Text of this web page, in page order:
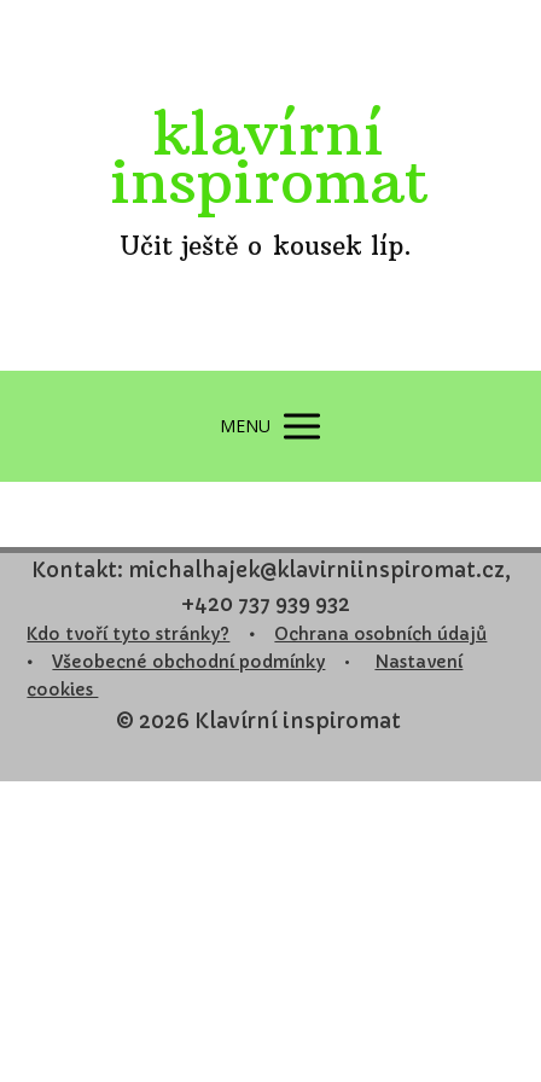
klavírní
inspiromat
Učit ještě o kousek líp.
MENU
Kontakt: michalhajek@klavirniinspiromat.cz,
+420 737 939 932
Kdo tvoří tyto stránky? •
Ochrana osobních údajů
•
Všeobecné obchodní podmínky • Nastavení
cookies
© 2026 Klavírní inspiromat